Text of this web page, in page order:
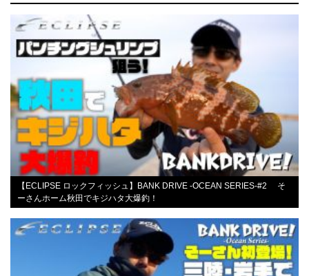
【ECLIPSE ロックフィッシュ】BANK DRIVE -OCEAN SERIES-#2 そ
ーさんホーム秋田でキジハタ大爆釣！